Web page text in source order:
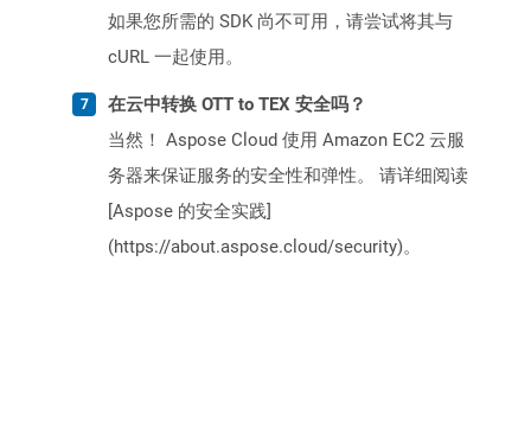
如果您所需的 SDK 尚不可用，请尝试将其与
cURL 一起使用。
在云中转换 OTT to TEX 安全吗？
当然！ Aspose Cloud 使用 Amazon EC2 云服
务器来保证服务的安全性和弹性。 请详细阅读
[Aspose 的安全实践]
(https://about.aspose.cloud/security)。